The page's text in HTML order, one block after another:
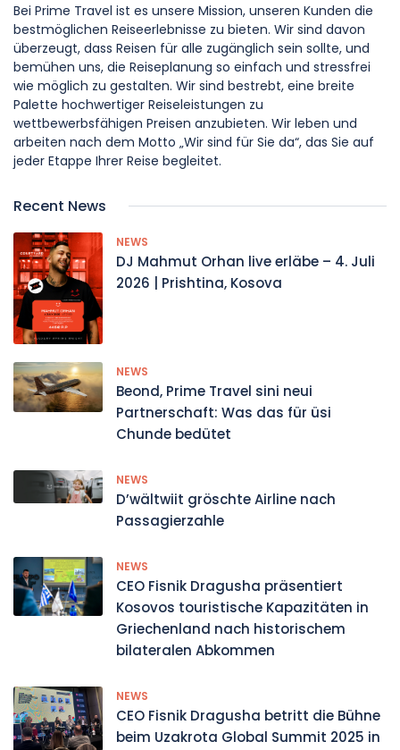
Bei Prime Travel ist es unsere Mission, unseren Kunden die
bestmöglichen Reiseerlebnisse zu bieten. Wir sind davon
überzeugt, dass Reisen für alle zugänglich sein sollte, und
bemühen uns, die Reiseplanung so einfach und stressfrei
wie möglich zu gestalten. Wir sind bestrebt, eine breite
Palette hochwertiger Reiseleistungen zu
wettbewerbsfähigen Preisen anzubieten. Wir leben und
arbeiten nach dem Motto „Wir sind für Sie da“, das Sie auf
jeder Etappe Ihrer Reise begleitet.
Recent News
NEWS
DJ Mahmut Orhan live erläbe – 4. Juli
2026 | Prishtina, Kosova
NEWS
Beond, Prime Travel sini neui
Partnerschaft: Was das für üsi
Chunde bedütet
NEWS
D’wältwiit gröschte Airline nach
Passagierzahle
NEWS
CEO Fisnik Dragusha präsentiert
Kosovos touristische Kapazitäten in
Griechenland nach historischem
bilateralen Abkommen
NEWS
CEO Fisnik Dragusha betritt die Bühne
beim Uzakrota Global Summit 2025 in